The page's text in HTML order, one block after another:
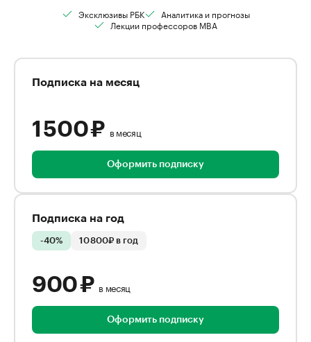
Эксклюзивы РБК
Аналитика и прогнозы
Лекции профессоров MBA
Подписка на месяц
1 500 ₽ в месяц
Оформить подписку
Подписка на год
-40% 10 800₽ в год
900 ₽ в месяц
Оформить подписку